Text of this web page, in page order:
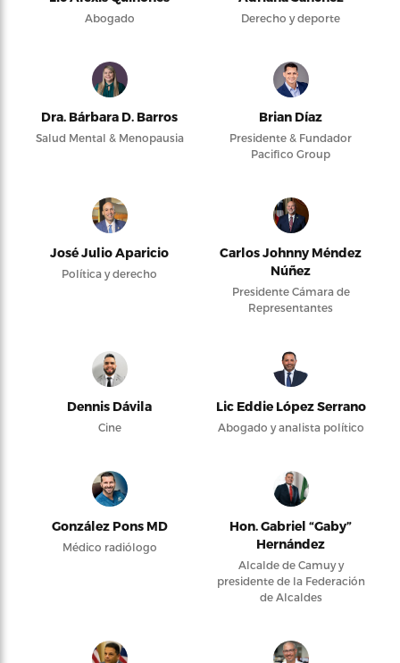
Abogado Derecho y deporte
Dra. Bárbara D. Barros
Salud Mental & Menopausia
Brian Díaz
Presidente & Fundador
Pacifico Group
José Julio Aparicio
Política y derecho
Carlos Johnny Méndez
Núñez
Presidente Cámara de
Representantes
Dennis Dávila
Cine
Lic Eddie López Serrano
Abogado y analista político
González Pons MD
Médico radiólogo
Hon. Gabriel “Gaby”
Hernández
Alcalde de Camuy y
presidente de la Federación
de Alcaldes